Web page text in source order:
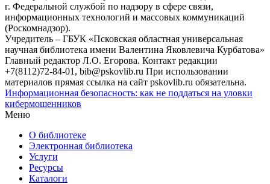
г. Федеральной службой по надзору в сфере связи,
информационных технологий и массовых коммуникаций
(Роскомнадзор).
Учредитель – ГБУК «Псковская областная универсальная
научная библиотека имени Валентина Яковлевича Курбатова»
Главный редактор Л.О. Егорова. Контакт редакции
+7(8112)72-84-01, bib@pskovlib.ru При использовании
материалов прямая ссылка на сайт pskovlib.ru обязательна.
Информационная безопасность: как не поддаться на уловки
кибермошенников
Меню
О библиотеке
Электронная библиотека
Услуги
Ресурсы
Каталоги